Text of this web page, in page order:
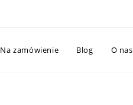
Na zamówienie Blog O nas